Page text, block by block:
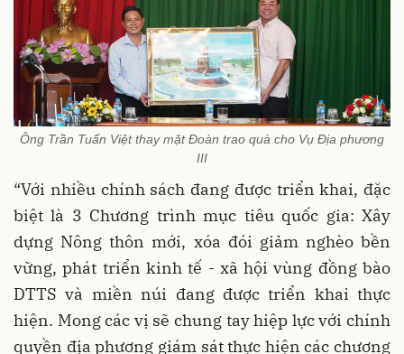
Ông Trần Tuấn Việt thay mặt Đoàn trao quà cho Vụ Địa phương
III
“Với nhiều chính sách đang được triển khai, đặc
biệt là 3 Chương trình mục tiêu quốc gia: Xây
dựng Nông thôn mới, xóa đói giảm nghèo bền
vững, phát triển kinh tế - xã hội vùng đồng bào
DTTS và miền núi đang được triển khai thực
hiện. Mong các vị sẽ chung tay hiệp lực với chính
quyền địa phương giám sát thực hiện các chương